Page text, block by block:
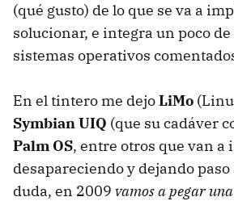
(qué gusto) de lo que se va a
solucionar, e integra un poco de
sistemas operativos
En el tintero me dejoLiMo
Symbian UIQ (que su cadáver
Palm OS, entre otros que van a
desapareciendo y dejando paso
duda, en 2009 vamos a pegar